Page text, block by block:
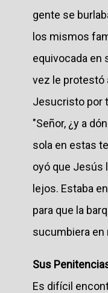
gente se
los mismos
equivocada en
vez le protestó
Jesucristo por
"Señor, ¿y a
sola en estas
oyó que Jesús
lejos. Estaba
para que la
sucumbiera en
Sus
Es difícil